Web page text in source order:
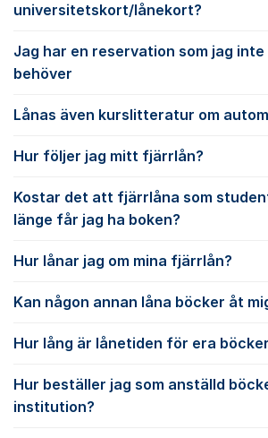
universitetskort/lånekort?
Jag har en reservation som jag inte
behöver
Lånas även kurslitteratur om
Hur följer jag mitt fjärrlån?
Kostar det att fjärrlåna som
länge får jag ha boken?
Hur lånar jag om mina fjärrlån?
Kan någon annan låna böcker åt
Hur lång är lånetiden för era
Hur beställer jag som anställd
institution?